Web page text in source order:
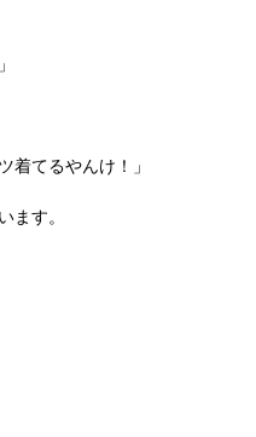
てるやんけ！」
ます。